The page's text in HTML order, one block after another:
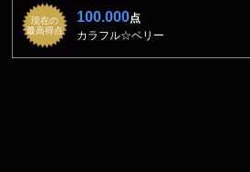
現在の
最高得点
100.000点
カラフル☆ベリー